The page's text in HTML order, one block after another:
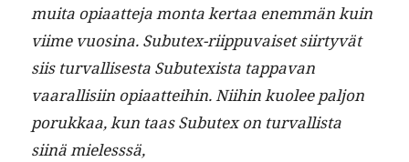
mui­ta opi­aat­te­ja mon­ta ker­taa enem­män kuin
viime vuosi­na. Sub­u­tex-riip­pu­vaiset siir­tyvät
siis tur­val­lis­es­ta Sub­u­tex­ista tappavan
vaar­al­lisi­in opi­aat­tei­hin. Niihin kuolee paljon
porukkaa, kun taas Sub­u­tex on tur­val­lista
siinä mielesssä,